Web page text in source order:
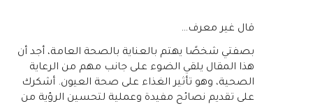
‏قال غير معرف…
بصفتي شخصًا يهتم بالعناية بالصحة العامة، أجد أن
هذا المقال يلقي الضوء على جانب مهم من الرعاية
الصحية، وهو تأثير الغذاء على صحة العيون. أشكرك
على تقديم نصائح مفيدة وعملية لتحسين الرؤية من